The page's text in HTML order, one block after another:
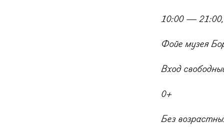
10:00 — 21:00,
Фойе музея
Вход
0+
Без